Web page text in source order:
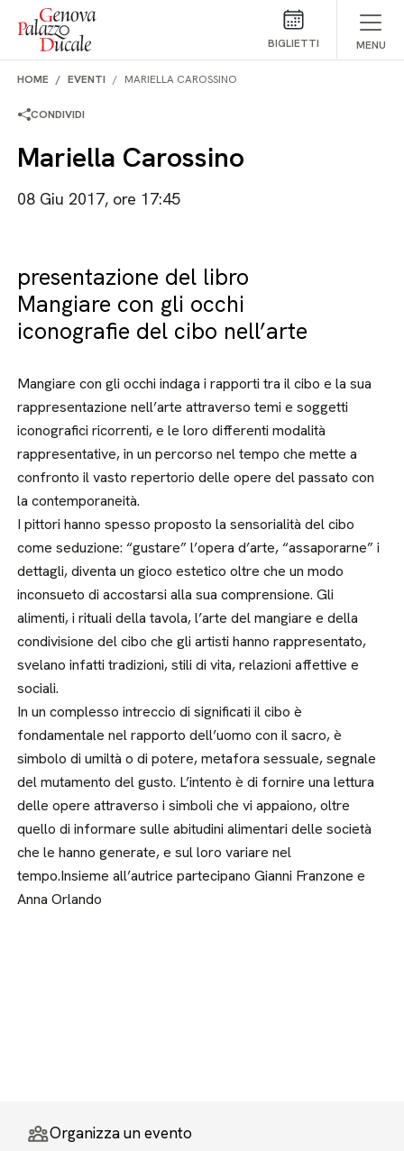
Salta al contenuto
BIGLIETTI MENU
HOME EVENTI MARIELLA CAROSSINO
CONDIVIDI
Mariella Carossino
08 Giu 2017, ore 17:45
presentazione del libro
Mangiare con gli occhi
iconografie del cibo nell’arte
Mangiare con gli occhi indaga i rapporti tra il cibo e la sua
rappresentazione nell’arte attraverso temi e soggetti
iconografici ricorrenti, e le loro differenti modalità
rappresentative, in un percorso nel tempo che mette a
confronto il vasto repertorio delle opere del passato con
la contemporaneità.
I pittori hanno spesso proposto la sensorialità del cibo
come seduzione: “gustare” l’opera d’arte, “assaporarne” i
dettagli, diventa un gioco estetico oltre che un modo
inconsueto di accostarsi alla sua comprensione. Gli
alimenti, i rituali della tavola, l’arte del mangiare e della
condivisione del cibo che gli artisti hanno rappresentato,
svelano infatti tradizioni, stili di vita, relazioni affettive e
sociali.
In un complesso intreccio di significati il cibo è
fondamentale nel rapporto dell’uomo con il sacro, è
simbolo di umiltà o di potere, metafora sessuale, segnale
del mutamento del gusto. L’intento è di fornire una lettura
delle opere attraverso i simboli che vi appaiono, oltre
quello di informare sulle abitudini alimentari delle società
che le hanno generate, e sul loro variare nel
tempo.Insieme all’autrice partecipano Gianni Franzone e
Anna Orlando
Organizza un evento